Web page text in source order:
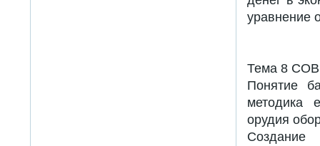
уравнение
Тема 8
Понятие
методика
орудия
Создание